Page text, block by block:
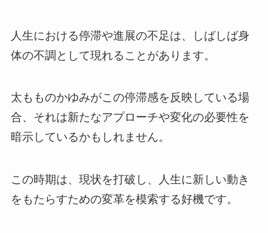
人生における停滞や進展の不足は、しばしば身
体の不調として現れることがあります。
太もものかゆみがこの停滞感を反映している場
合、それは新たなアプローチや変化の必要性を
暗示しているかもしれません。
この時期は、現状を打破し、人生に新しい動き
をもたらすための変革を模索する好機です。